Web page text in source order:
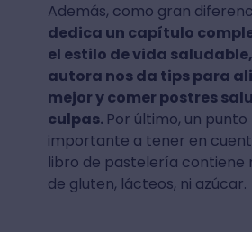
Además, como gran
dedica un capítulo
el estilo de vida
autora nos da tips para
mejor y comer postres
culpas. Por último, un punto
importante a tener en
libro de pastelería contiene
de gluten, lácteos, ni azúcar.